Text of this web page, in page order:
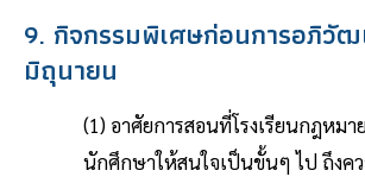
9. กิจกรรมพิเศษก่อนการอภิวั
มิถุนายน
(1) อาศัยการสอนที่โรงเรียนกฎหม
นักศึกษาให้สนใจเป็นขั้นๆ ไป ถึงค